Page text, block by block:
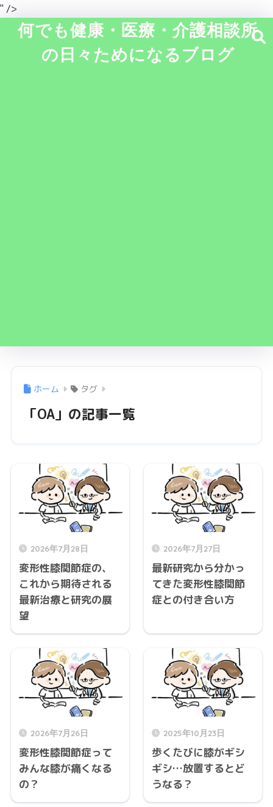
" />
何でも健康・医療・介護相談所
の日々ためになるブログ
ホーム タグ
「OA」の記事一覧
2026年7月28日
変形性膝関節症の、
これから期待される
最新治療と研究の展
望
2026年7月27日
最新研究から分かっ
てきた変形性膝関節
症との付き合い方
2026年7月26日
変形性膝関節症って
みんな膝が痛くなる
の？
2025年10月23日
歩くたびに膝がギシ
ギシ…放置するとど
うなる？